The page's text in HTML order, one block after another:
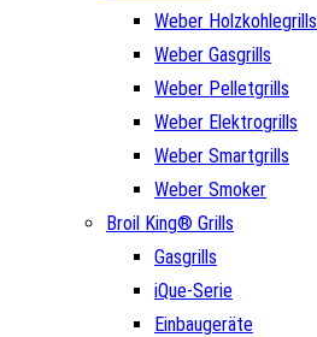
Weber Holzkohlegrills
Weber Gasgrills
Weber Pelletgrills
Weber Elektrogrills
Weber Smartgrills
Weber Smoker
Broil King® Grills
Gasgrills
iQue-Serie
Einbaugeräte